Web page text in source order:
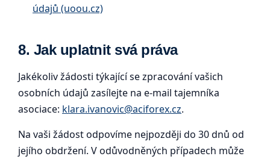
údajů (uoou.cz)
8. Jak uplatnit svá práva
Jakékoliv žádosti týkající se zpracování vašich
osobních údajů zasílejte na e-mail tajemníka
asociace: klara.ivanovic@aciforex.cz.
Na vaši žádost odpovíme nejpozději do 30 dnů od
jejího obdržení. V odůvodněných případech může